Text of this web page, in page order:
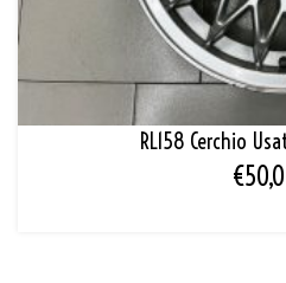
RL158 Cerchio
€